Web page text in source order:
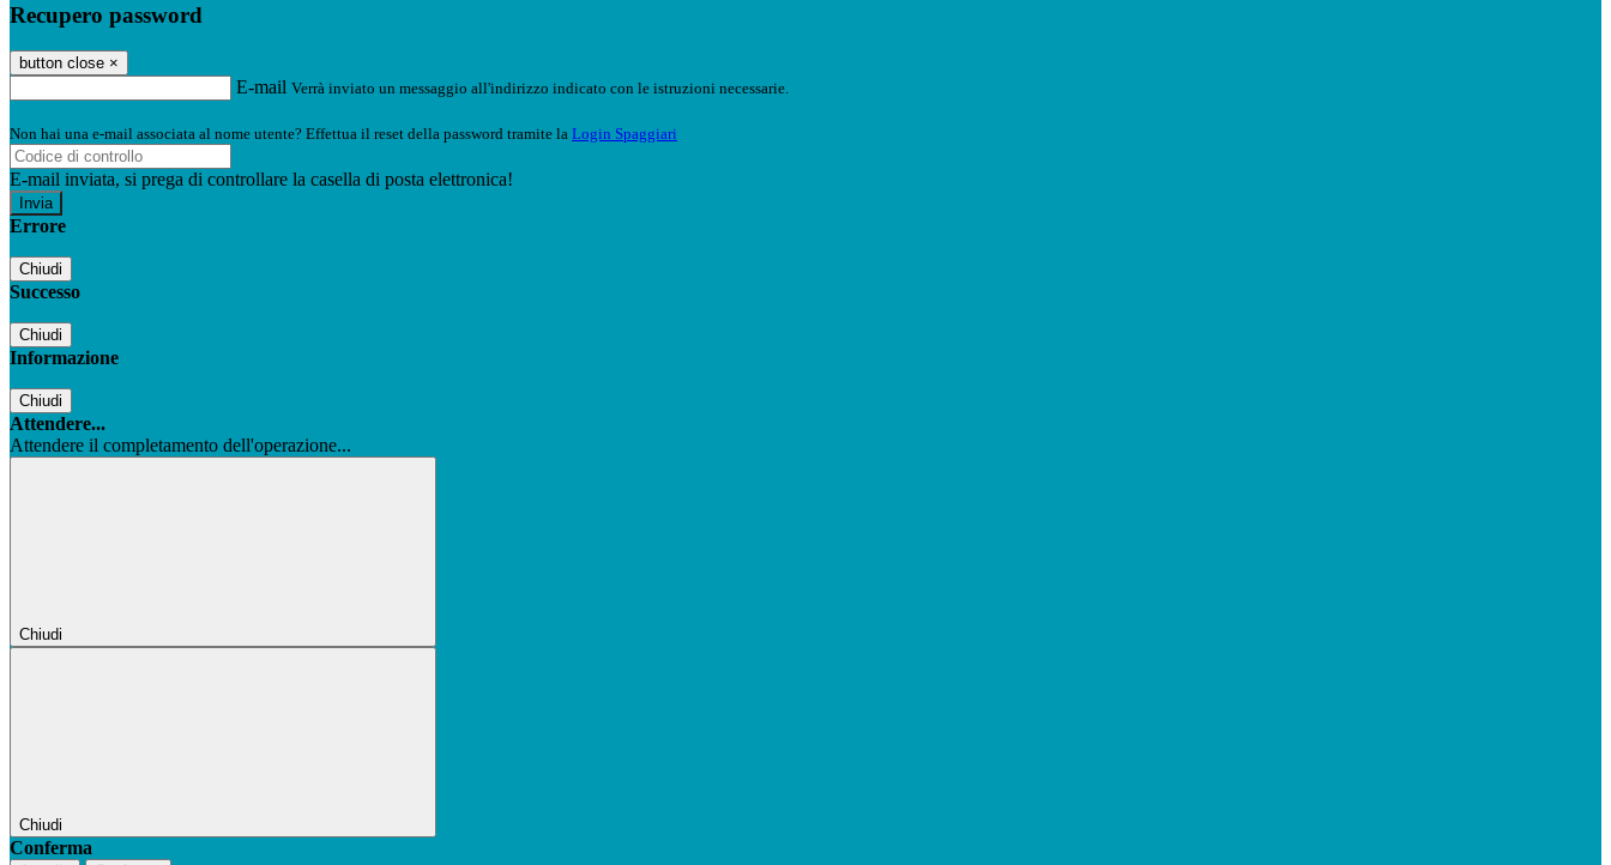
Recupero password
button close ×
E-mail Verrà inviato un messaggio all'indirizzo indicato con le istruzioni necessarie.
Non hai una e-mail associata al nome utente? Effettua il reset della password tramite la Login Spaggiari
E-mail inviata, si prega di controllare la casella di posta elettronica!
Errore
Chiudi
Successo
Chiudi
Informazione
Chiudi
Attendere...
Attendere il completamento dell'operazione...
Chiudi
Chiudi
Conferma